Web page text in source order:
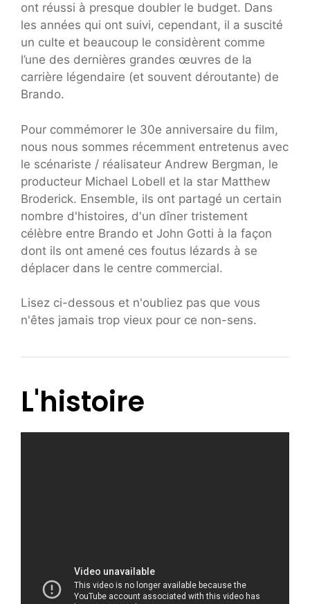
ont réussi à presque doubler le budget. Dans
les années qui ont suivi, cependant, il a suscité
un culte et beaucoup le considèrent comme
l’une des dernières grandes œuvres de la
carrière légendaire (et souvent déroutante) de
Brando.
Pour commémorer le 30e anniversaire du film,
nous nous sommes récemment entretenus avec
le scénariste / réalisateur Andrew Bergman, le
producteur Michael Lobell et la star Matthew
Broderick. Ensemble, ils ont partagé un certain
nombre d'histoires, d'un dîner tristement
célèbre entre Brando et John Gotti à la façon
dont ils ont amené ces foutus lézards à se
déplacer dans le centre commercial.
Lisez ci-dessous et n'oubliez pas que vous
n'êtes jamais trop vieux pour ce non-sens.
L'histoire